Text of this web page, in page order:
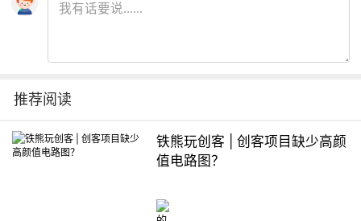
推荐阅读
铁熊玩创客 | 创客项目缺少高颜
值电路图？